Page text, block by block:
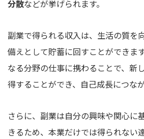
分散などが挙げられます。
副業で得られる収入は、生活の質を
備えとして貯蓄に回すことができま
なる分野の仕事に携わることで、新
得することができ、自己成長につなが
さらに、副業は自分の興味や関心に
きるため、本業だけでは得られない